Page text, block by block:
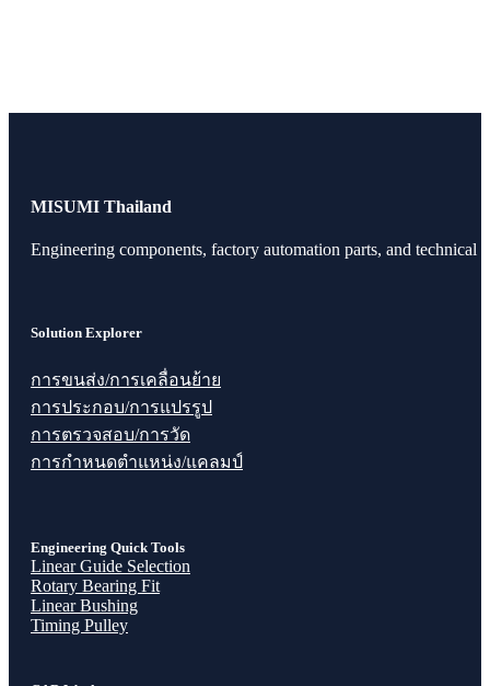
MISUMI Thailand
Engineering components, factory automation parts, and technical
Solution Explorer
การขนส่ง/การเคลื่อนย้าย
การประกอบ/การแปรรูป
การตรวจสอบ/การวัด
การกำหนดตำแหน่ง/แคลมป์
Engineering Quick Tools
Linear Guide Selection
Rotary Bearing Fit
Linear Bushing
Timing Pulley